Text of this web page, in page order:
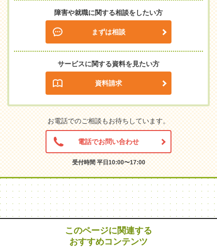
障害や就職に関する相談をしたい方
まずは相談
サービスに関する資料を見たい方
資料請求
お電話でのご相談もお待ちしています。
電話でお問い合わせ
受付時間 平日10:00〜17:00
このページに関連する
おすすめコンテンツ